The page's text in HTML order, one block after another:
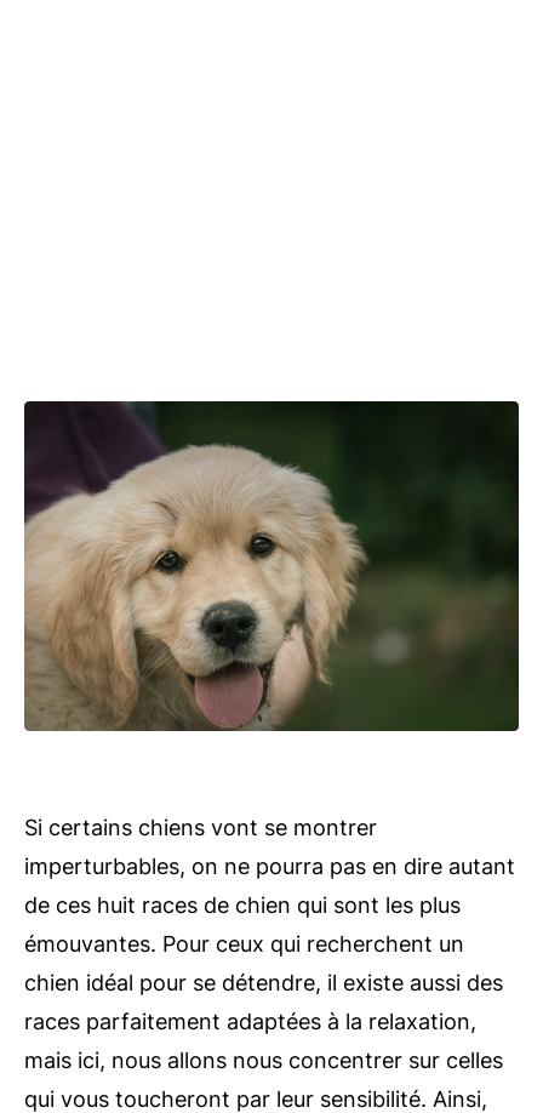
Si certains chiens vont se montrer
imperturbables, on ne pourra pas en dire autant
de ces huit races de chien qui sont les plus
émouvantes. Pour ceux qui recherchent un
chien idéal pour se détendre, il existe aussi des
races parfaitement adaptées à la relaxation,
mais ici, nous allons nous concentrer sur celles
qui vous toucheront par leur sensibilité. Ainsi,